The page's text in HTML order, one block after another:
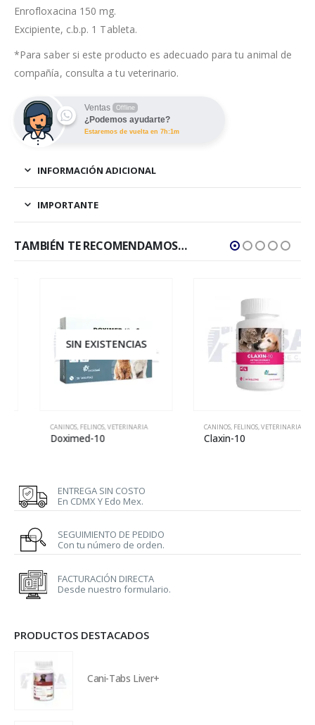
Enrofloxacina 150 mg.
Excipiente, c.b.p. 1 Tableta.
*Para saber si este producto es adecuado para tu animal de
compañía, consulta a tu veterinario.
Ventas Offline
¿Podemos ayudarte?
Estaremos de vuelta en 7h:1m
INFORMACIÓN ADICIONAL
IMPORTANTE
TAMBIÉN TE RECOMENDAMOS…
SIN EXISTENCIAS
CANINOS,FELINOS,VETERINARIA
Doximed-10
CANINOS,FELINOS ,VETERINARIA
Claxin-10
ENTREGA SIN COSTO
En CDMX Y Edo Mex.
SEGUIMIENTO DE PEDIDO
Con tu número de orden.
FACTURACIÓN DIRECTA
Desde nuestro formulario.
PRODUCTOS DESTACADOS
Cani-Tabs Liver+